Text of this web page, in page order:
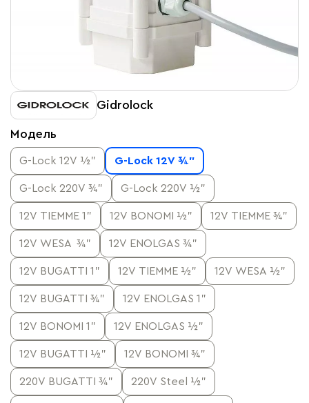
Gidrolock
Модель
G-Lock 12V ½” G-Lock 12V ¾”
G-Lock 220V ¾” G-Lock 220V ½"
12V TIEMME 1” 12V BONOMI ½” 12V TIEMME ¾”
12V WESA ¾” 12V ENOLGAS ¾”
12V BUGATTI 1” 12V TIEMME ½” 12V WESA ½”
12V BUGATTI ¾” 12V ENOLGAS 1”
12V BONOMI 1” 12V ENOLGAS ½”
12V BUGATTI ½” 12V BONOMI ¾”
220V BUGATTI ¾” 220V Steel ½”